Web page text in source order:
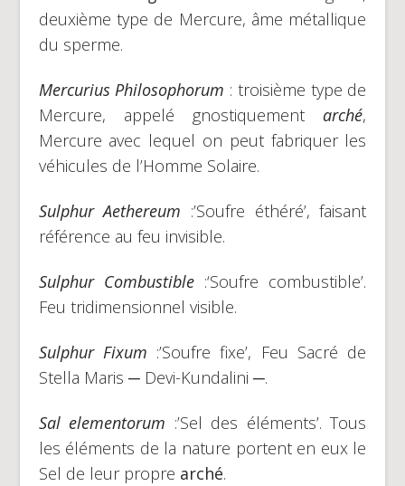
deuxième type de Mercure, âme métallique
du sperme.
Mercurius Philosophorum : troisième type de
Mercure, appelé gnostiquement arché,
Mercure avec lequel on peut fabriquer les
véhicules de l’Homme Solaire.
Sulphur Aethereum :’Soufre éthéré’, faisant
référence au feu invisible.
Sulphur Combustible :‘Soufre combustible’.
Feu tridimensionnel visible.
Sulphur Fixum :’Soufre fixe’, Feu Sacré de
Stella Maris ─ Devi-Kundalini ─.
Sal elementorum :’Sel des éléments’. Tous
les éléments de la nature portent en eux le
Sel de leur propre arché.